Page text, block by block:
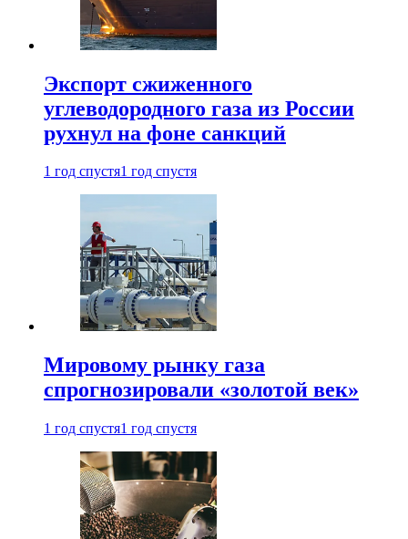
Экспорт сжиженного
углеводородного газа из России
рухнул на фоне санкций
1 год спустя1 год спустя
Мировому рынку газа
спрогнозировали «золотой век»
1 год спустя1 год спустя